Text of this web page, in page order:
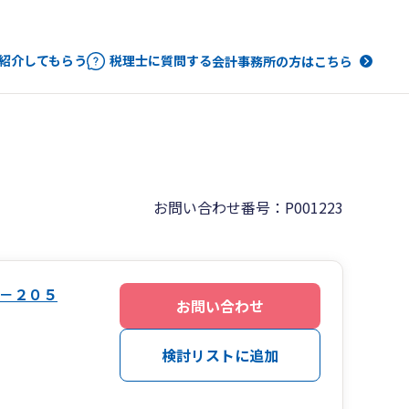
介してもらう 税理士に質問する会計事務所の方はこちら
お問い合わせ番号：P001223
２０５
お問い合わせ
検討リストに追加